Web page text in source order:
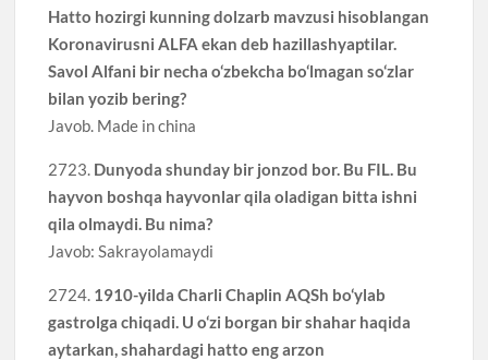
Hatto hozirgi kunning dolzarb mavzusi hisoblangan
Koronavirusni ALFA ekan deb hazillashyaptilar.
Savol Alfani bir necha o‘zbekcha bo‘lmagan so‘zlar
bilan yozib bering?
Javob. Made in china
2723. Dunyoda shunday bir jonzod bor. Bu FIL. Bu
hayvon boshqa hayvonlar qila oladigan bitta ishni
qila olmaydi. Bu nima?
Javob: Sakrayolamaydi
2724. 1910-yilda Charli Chaplin AQSh bo‘ylab
gastrolga chiqadi. U o‘zi borgan bir shahar haqida
aytarkan, shahardagi hatto eng arzon